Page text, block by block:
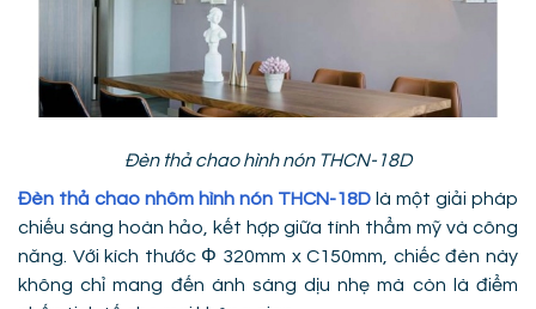
Đèn thả chao hình nón THCN-18D
Đèn thả chao nhôm hình nón THCN-18D là một giải pháp
chiếu sáng hoàn hảo, kết hợp giữa tính thẩm mỹ và công
năng. Với kích thước Φ 320mm x C150mm, chiếc đèn này
không chỉ mang đến ánh sáng dịu nhẹ mà còn là điểm